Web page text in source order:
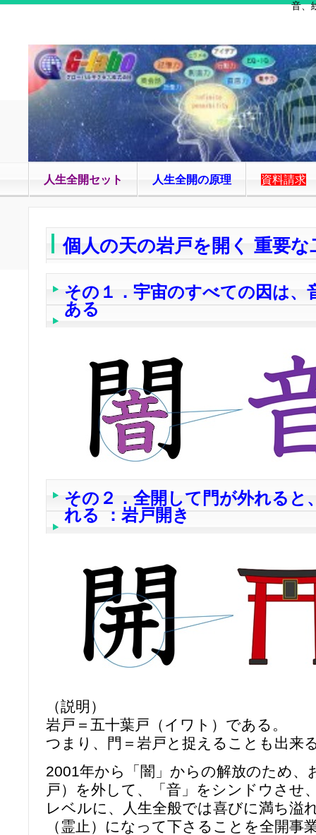
音、
人生全開セット 人生全開の原理 資料請求
個人の天の岩戸を開く 重要
その１．宇宙のすべての因は、
ある
その２．全開して門が外れる
れる ：岩戸開き
（説明）
岩戸＝五十葉戸（イワト）である。
つまり、門＝岩戸と捉えることも出来
2001年から「闇」からの解放のため、
戸）を外して、「音」をシンドウさせ
レベルに、人生全般では喜びに満ち溢
（霊止）になって下さることを全開事